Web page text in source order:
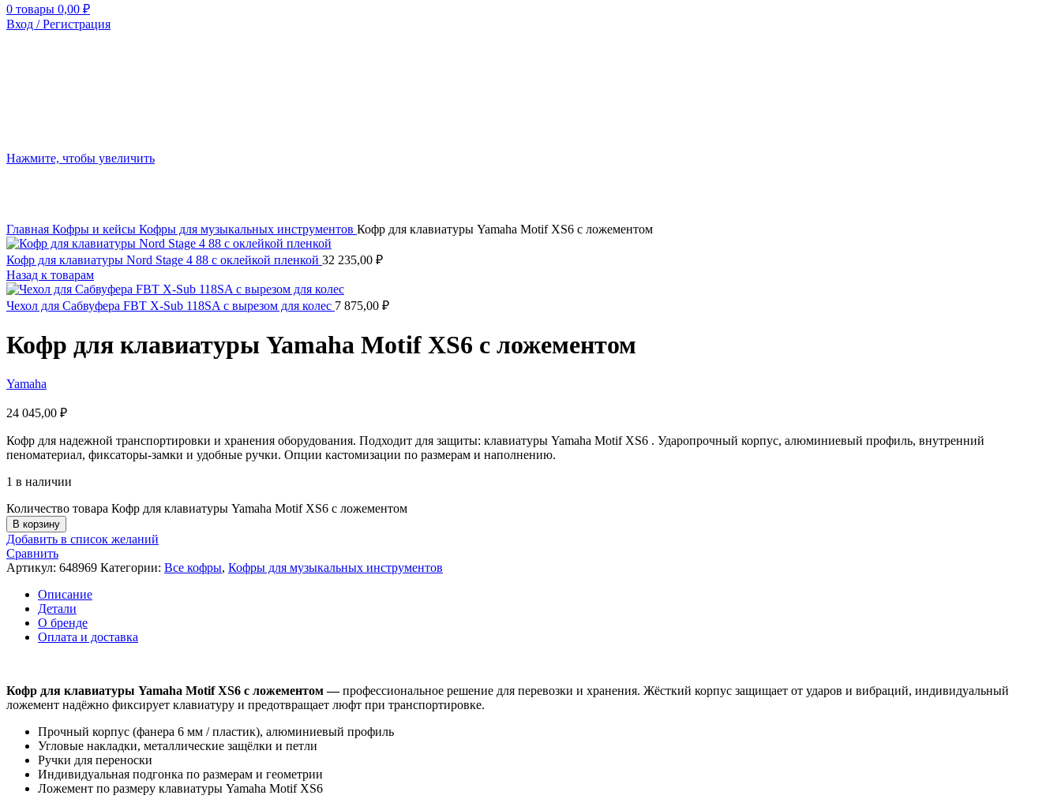
0 товары 0,00 ₽
Вход / Регистрация
Нажмите, чтобы увеличить
Главная Кофры и кейсы Кофры для музыкальных инструментов Кофр для клавиатуры Yamaha Motif XS6 с ложементом
Кофр для клавиатуры Nord Stage 4 88 с оклейкой пленкой 32 235,00 ₽
Назад к товарам
Чехол для Сабвуфера FBT X-Sub 118SA с вырезом для колес 7 875,00 ₽
Кофр для клавиатуры Yamaha Motif XS6 с ложементом
Yamaha
24 045,00 ₽
Кофр для надежной транспортировки и хранения оборудования. Подходит для защиты: клавиатуры Yamaha Motif XS6 . Ударопрочный корпус, алюминиевый профиль, внутренний
пеноматериал, фиксаторы‑замки и удобные ручки. Опции кастомизации по размерам и наполнению.
1 в наличии
Количество товара Кофр для клавиатуры Yamaha Motif XS6 с ложементом
В корзину
Добавить в список желаний
Сравнить
Артикул: 648969 Категории: Все кофры, Кофры для музыкальных инструментов
Описание
Детали
О бренде
Оплата и доставка
Кофр для клавиатуры Yamaha Motif XS6 с ложементом —профессиональное решение для перевозки и хранения. Жёсткий корпус защищает от ударов и вибраций, индивидуальный
ложемент надёжно фиксирует клавиатуру и предотвращает люфт при транспортировке.
Прочный корпус (фанера 6 мм / пластик), алюминиевый профиль
Угловые накладки, металлические защёлки и петли
Ручки для переноски
Индивидуальная подгонка по размерам и геометрии
Ложемент по размеру клавиатуры Yamaha Motif XS6